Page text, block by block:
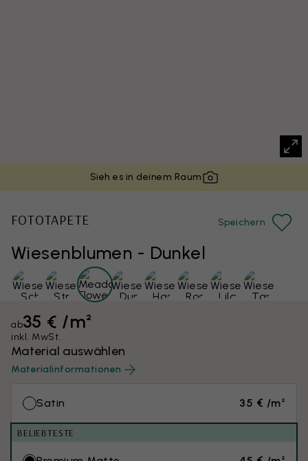
Sieh es in deinem Raum
Wiesenblumen - Dunkel
FOTOTAPETE Speichern
ab35 € /m²
inkl. MwSt.
Material auswählen
Materialinformationen
Satin 35 € /m²
BELIEBTESTE